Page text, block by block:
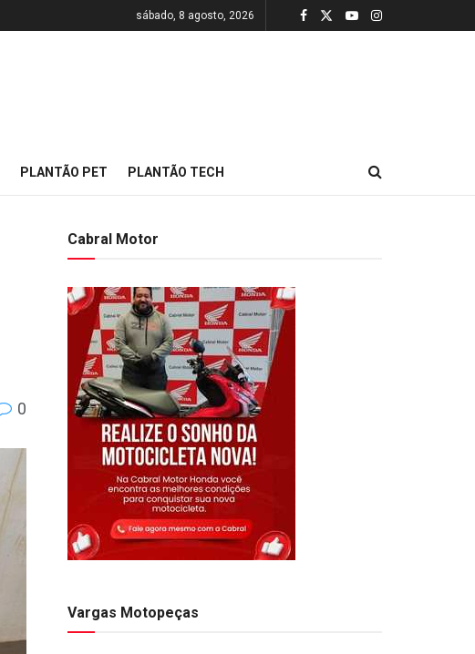
sábado, 8 agosto, 2026
PLANTÃO PET PLANTÃO TECH
0
Cabral Motor
Vargas Motopeças